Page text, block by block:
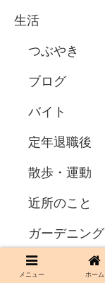
生活
つぶやき
ブログ
バイト
定年退職後
散歩・運動
近所のこと
ガーデニン
料理
メニュー ホーム